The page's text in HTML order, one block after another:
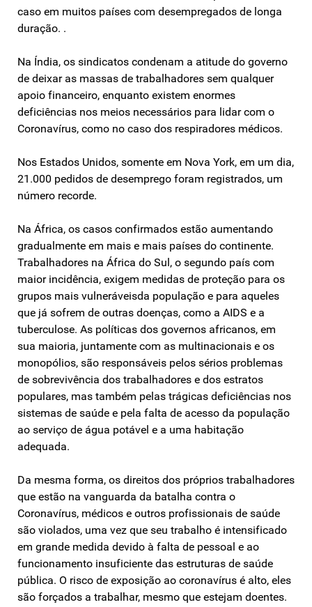
caso em muitos países com desempregados de longa
duração. .
Na Índia, os sindicatos condenam a atitude do governo
de deixar as massas de trabalhadores sem qualquer
apoio financeiro, enquanto existem enormes
deficiências nos meios necessários para lidar com o
Coronavírus, como no caso dos respiradores médicos.
Nos Estados Unidos, somente em Nova York, em um dia,
21.000 pedidos de desemprego foram registrados, um
número recorde.
Na África, os casos confirmados estão aumentando
gradualmente em mais e mais países do continente.
Trabalhadores na África do Sul, o segundo país com
maior incidência, exigem medidas de proteção para os
grupos mais vulneráveis ​​da população e para aqueles
que já sofrem de outras doenças, como a AIDS e a
tuberculose. As políticas dos governos africanos, em
sua maioria, juntamente com as multinacionais e os
monopólios, são responsáveis ​​pelos sérios problemas
de sobrevivência dos trabalhadores e dos estratos
populares, mas também pelas trágicas deficiências nos
sistemas de saúde e pela falta de acesso da população
ao serviço de água potável e a uma habitação
adequada.
Da mesma forma, os direitos dos próprios trabalhadores
que estão na vanguarda da batalha contra o
Coronavírus, médicos e outros profissionais de saúde
são violados, uma vez que seu trabalho é intensificado
em grande medida devido à falta de pessoal e ao
funcionamento insuficiente das estruturas de saúde
pública. O risco de exposição ao coronavírus é alto, eles
são forçados a trabalhar, mesmo que estejam doentes.